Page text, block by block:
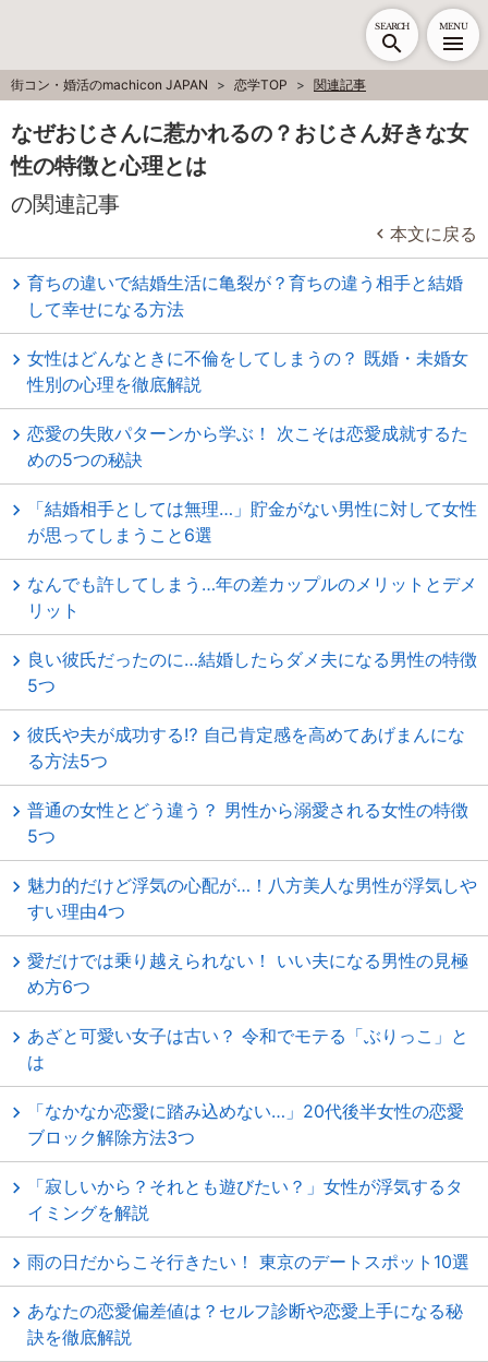
SEARCH MENU
街コン・婚活のmachicon JAPAN 恋学TOP 関連記事
なぜおじさんに惹かれるの？おじさん好きな女
性の特徴と心理とは
の関連記事
本文に戻る
育ちの違いで結婚生活に亀裂が？育ちの違う相手と結婚
して幸せになる方法
女性はどんなときに不倫をしてしまうの？ 既婚・未婚女
性別の心理を徹底解説
恋愛の失敗パターンから学ぶ！ 次こそは恋愛成就するた
めの5つの秘訣
「結婚相手としては無理…」貯金がない男性に対して女性
が思ってしまうこと6選
なんでも許してしまう…年の差カップルのメリットとデメ
リット
良い彼氏だったのに…結婚したらダメ夫になる男性の特徴
5つ
彼氏や夫が成功する⁉ 自己肯定感を高めてあげまんにな
る方法5つ
普通の女性とどう違う？ 男性から溺愛される女性の特徴
5つ
魅力的だけど浮気の心配が…！八方美人な男性が浮気しや
すい理由4つ
愛だけでは乗り越えられない！ いい夫になる男性の見極
め方6つ
あざと可愛い女子は古い？ 令和でモテる「ぶりっこ」と
は
「なかなか恋愛に踏み込めない…」20代後半女性の恋愛
ブロック解除方法3つ
「寂しいから？それとも遊びたい？」女性が浮気するタ
イミングを解説
雨の日だからこそ行きたい！ 東京のデートスポット10選
あなたの恋愛偏差値は？セルフ診断や恋愛上手になる秘
訣を徹底解説